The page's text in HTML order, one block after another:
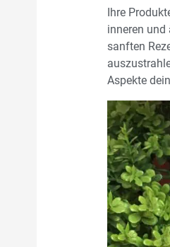
Ihre
inneren
sanften
Aspekte